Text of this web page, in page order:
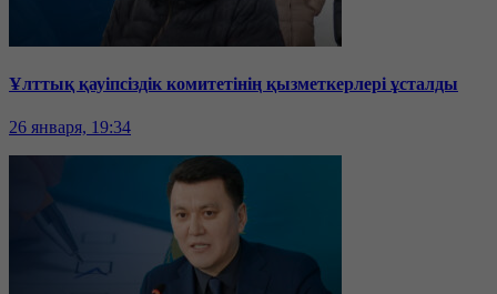
Ұлттық қауіпсіздік комитетінің қызметкерлері ұсталды
26 января, 19:34